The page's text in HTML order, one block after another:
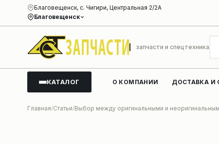
Благовещенск
Благовещенск, с. Чигири, Центральная 2/2А
запчасти и спецтехника
КАТАЛОГ О КОМПАНИИ ДОСТАВКА И
Главная Статьи Выбор между оригинальными и